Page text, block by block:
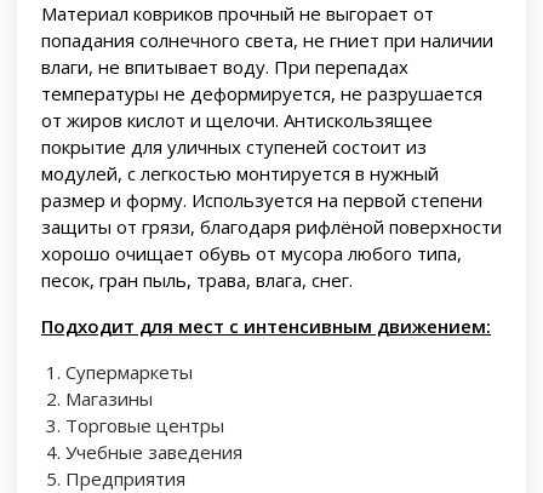
Материал ковриков прочный не выгорает от
попадания солнечного света, не гниет при наличии
влаги, не впитывает воду. При перепадах
температуры не деформируется, не разрушается
от жиров кислот и щелочи. Антискользящее
покрытие для уличных ступеней состоит из
модулей, с легкостью монтируется в нужный
размер и форму. Используется на первой степени
защиты от грязи, благодаря рифлёной поверхности
хорошо очищает обувь от мусора любого типа,
песок, гран пыль, трава, влага, снег.
Подходит для мест с интенсивным движением:
Супермаркеты
Магазины
Торговые центры
Учебные заведения
Предприятия